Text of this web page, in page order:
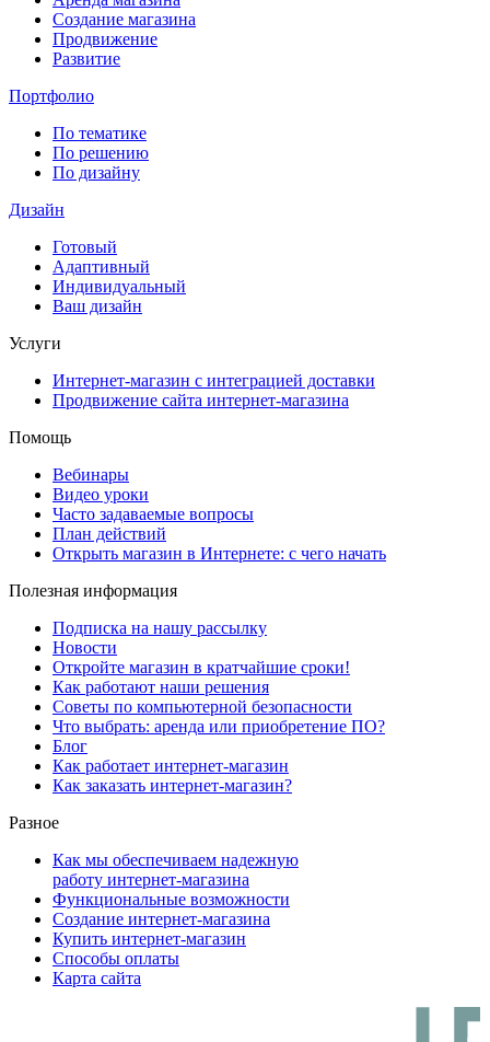
Создание магазина
Продвижение
Развитие
Портфолио
По тематике
По решению
По дизайну
Дизайн
Готовый
Адаптивный
Индивидуальный
Ваш дизайн
Услуги
Интернет-магазин с интеграцией доставки
Продвижение сайта интернет-магазина
Помощь
Вебинары
Видео уроки
Часто задаваемые вопросы
План действий
Открыть магазин в Интернете: с чего начать
Полезная информация
Подписка на нашу рассылку
Новости
Откройте магазин в кратчайшие сроки!
Как работают наши решения
Советы по компьютерной безопасности
Что выбрать: аренда или приобретение ПО?
Блог
Как работает интернет-магазин
Как заказать интернет-магазин?
Разное
Как мы обеспечиваем надежную
работу интернет-магазина
Функциональные возможности
Создание интернет-магазина
Купить интернет-магазин
Способы оплаты
Карта сайта